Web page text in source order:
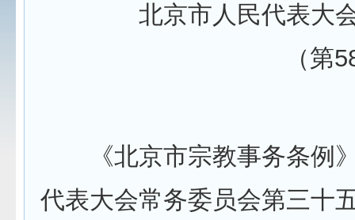
北京市人民代表大
（第
《北京市宗教事务条例》
代表大会常务委员会第三十